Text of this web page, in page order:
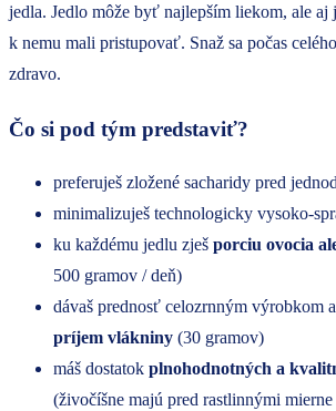
jedla. Jedlo môže byť najlepším liekom, ale aj
k nemu mali pristupovať. Snaž sa počas
zdravo.
Čo si pod tým predstaviť?
preferuješ zložené sacharidy pred
minimalizuješ technologicky vysoko-
ku každému jedlu zješ porciu ovocia
500 gramov / deň)
dávaš prednosť celozrnným výrobkom
príjem vlákniny (30 gramov)
máš dostatok plnohodnotných a
(živočíšne majú pred rastlinnými